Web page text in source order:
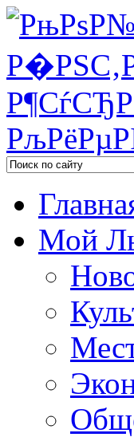
Мой